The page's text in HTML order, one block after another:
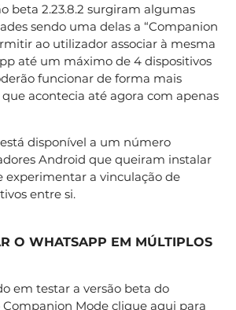
beta 2.23.8.2 surgiram algumas
sendo uma delas a “Companion
ao utilizador associar à mesma
até um máximo de 4 dispositivos
funcionar de forma mais
acontecia até agora com apenas
disponível a um número
Android que queiram instalar
experimentar a vinculação de
entre si.
O WHATSAPP EM MÚLTIPLOS
em testar a versão beta do
Mode clique aqui para